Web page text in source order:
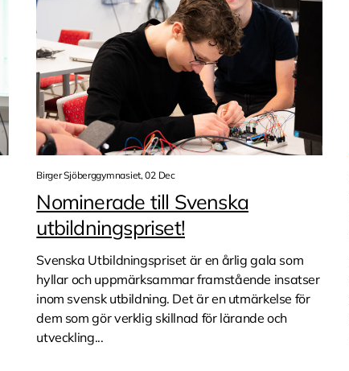
Birger Sjöberggymnasiet, 02 Dec
Nominerade till Svenska
utbildningspriset!
Svenska Utbildningspriset är en årlig gala som
hyllar och uppmärksammar framstående insatser
inom svensk utbildning. Det är en utmärkelse för
dem som gör verklig skillnad för lärande och
utveckling...